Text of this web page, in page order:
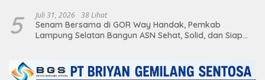
5 Juli 31, 2026 38 Lihat
Senam Bersama di GOR Way Handak, Pemkab
Lampung Selatan Bangun ASN Sehat, Solid, dan Siap